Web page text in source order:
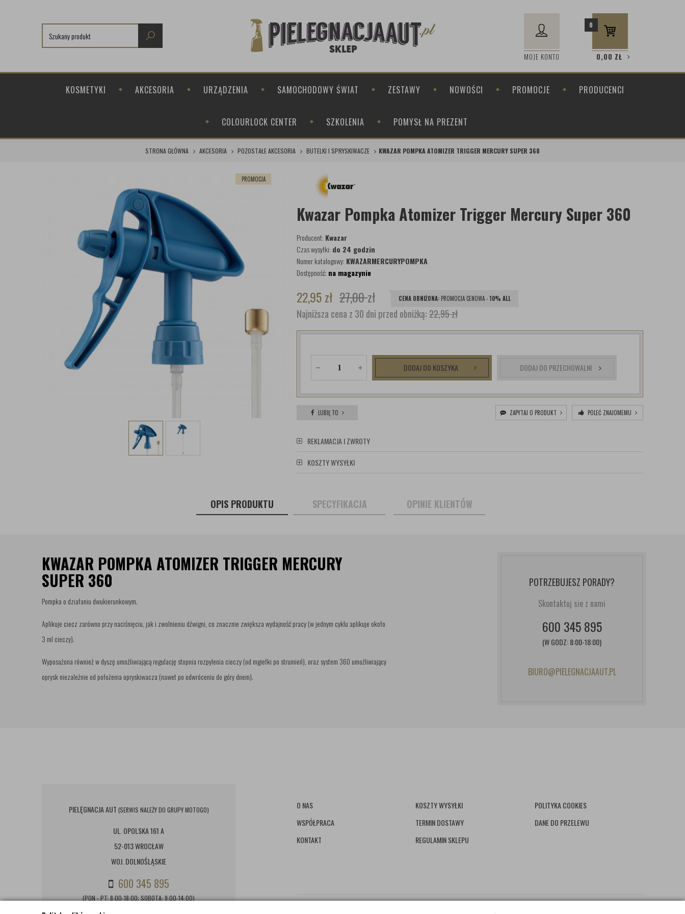
MOJE KONTO
0
0,00 ZŁ
KOSMETYKI AKCESORIA URZĄDZENIA SAMOCHODOWY ŚWIAT ZESTAWY NOWOŚCI PROMOCJE PRODUCENCI
COLOURLOCK CENTER SZKOLENIA POMYSŁ NA PREZENT
STRONA GŁÓWNA AKCESORIA POZOSTAŁE AKCESORIA BUTELKI I SPRYSKIWACZE KWAZAR POMPKA ATOMIZER TRIGGER MERCURY SUPER 360
PROMOCJA
Kwazar Pompka Atomizer Trigger Mercury Super 360
Producent: Kwazar
Czas wysyłki: do 24 godzin
Numer katalogowy: KWAZARMERCURYPOMPKA
Dostępność: na magazynie
22,95zł 27,00zł CENA OBNIŻONA: PROMOCJA CENOWA -10% ALL
Najniższa cena z 30 dni przed obniżką:22,95 zł
DODAJ DO KOSZYKA DODAJ DO PRZECHOWALNI
LUBIĘ TO ZAPYTAJ O PRODUKT POLEĆ ZNAJOMEMU
REKLAMACJA I ZWROTY
KOSZTY WYSYŁKI
OPIS PRODUKTU SPECYFIKACJA OPINIE KLIENTÓW
KWAZAR POMPKA ATOMIZER TRIGGER MERCURY
SUPER 360
Pompka o działaniu dwukierunkowym.
Aplikuje ciecz zarówno przy naciśnięciu, jak i zwolnieniu dźwigni, co znacznie zwiększa wydajność pracy (w jednym cyklu aplikuje około
3 ml cieczy).
Wyposażona również w dyszę umożliwiającą regulację stopnia rozpylenia cieczy (od mgiełki po strumień), oraz system 360 umożliwiający
oprysk niezależnie od położenia opryskiwacza (nawet po odwróceniu do góry dnem).
POTRZEBUJESZ PORADY?
Skontaktuj sie z nami
600 345 895
(W GODZ: 8:00-18:00)
BIURO@PIELEGNACJAAUT.PL
PIELĘGNACJA AUT (SERWIS NALEŻY DO GRUPY MOTOGO)
UL. OPOLSKA 161 A
52-013 WROCŁAW
WOJ. DOLNOŚLĄSKIE
600 345 895
(PON - PT: 8:00-18:00; SOBOTA: 9:00-14:00)
O NAS
WSPÓŁPRACA
KONTAKT
KOSZTY WYSYŁKI
TERMIN DOSTAWY
REGULAMIN SKLEPU
POLITYKA COOKIES
DANE DO PRZELEWU